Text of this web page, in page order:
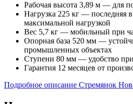
Рабочая высота 3,89 м — для
Нагрузка 225 кг — последняя
максимальной нагрузкой
Вес 5,7 кг — мобильный при
Опорная база 520 мм —
промышленных объектах
Ступени 80 мм — удобство
Гарантия 12 месяцев от
Подробное описание Стремянок